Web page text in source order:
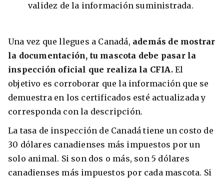
validez de la información suministrada.
Una vez que llegues a Canadá, además de mostrar
la documentación, tu mascota debe pasar la
inspección oficial que realiza la CFIA.El
objetivo es corroborar que la información que se
demuestra en los certificados esté actualizada y
corresponda con la descripción.
La tasa de inspección de Canadá tiene un costo de
30 dólares canadienses más impuestos por un
solo animal. Si son dos o más, son 5 dólares
canadienses más impuestos por cada mascota. Si